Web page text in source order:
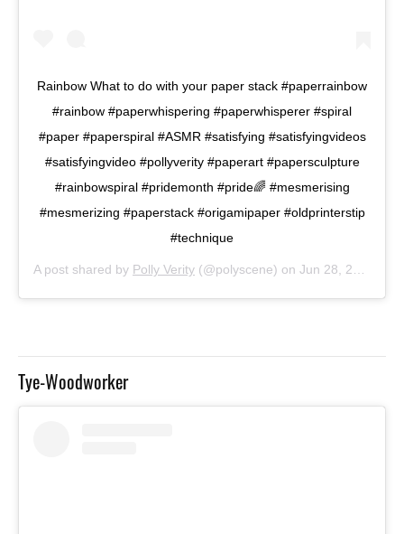
Rainbow What to do with your paper stack #paperrainbow
#rainbow #paperwhispering #paperwhisperer #spiral
#paper #paperspiral #ASMR #satisfying #satisfyingvideos
#satisfyingvideo #pollyverity #paperart #papersculpture
#rainbowspiral #pridemonth #pride🌈 #mesmerising
#mesmerizing #paperstack #origamipaper #oldprinterstip
#technique
A post shared by Polly Verity (@polyscene) on Jun 28, 2020 at 12:35am PDT
Tye-Woodworker